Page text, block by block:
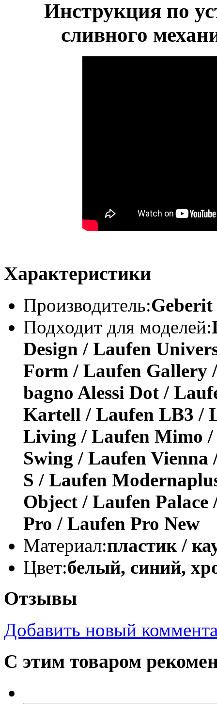
Инструкция по
сливного
Характеристики
Производитель:
Подходит для моделей:
Design / Laufen
Form / Laufen
bagno Alessi Dot /
Kartell / Laufen LB3 /
Living / Laufen Mimo
Swing / Laufen
S / Laufen
Object / Laufen
Pro / Laufen Pro New
Материал:пластик /
Цвет:белый, синий,
Отзывы
Добавить новый
С этим товаром